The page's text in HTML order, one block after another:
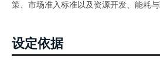
策、市场准入标准以及资源开发、能耗
设定依据